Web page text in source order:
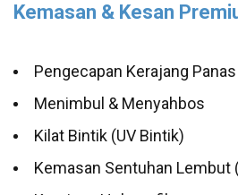
Kemasan & Kesan
Pengecapan Kerajang Panas
Menimbul & Menyahbos
Kilat Bintik (UV Bintik)
Kemasan Sentuhan Lembut